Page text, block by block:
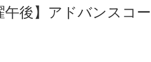
午後】アドバンスコ